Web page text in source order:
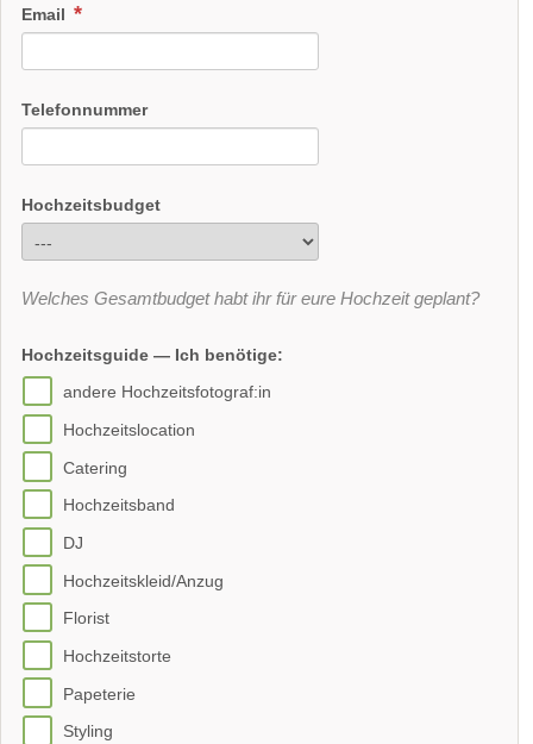
Email
Telefonnummer
Hochzeitsbudget
Welches Gesamtbudget habt ihr für eure Hochzeit geplant?
Hochzeitsguide — Ich benötige:
andere Hochzeitsfotograf:in
Hochzeitslocation
Catering
Hochzeitsband
DJ
Hochzeitskleid/Anzug
Florist
Hochzeitstorte
Papeterie
Styling